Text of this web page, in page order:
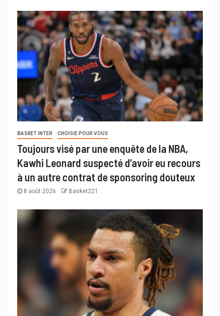
BASKET INTER CHOISIE POUR VOUS
Toujours visé par une enquête de la NBA,
Kawhi Leonard suspecté d’avoir eu recours
à un autre contrat de sponsoring douteux
8 août 2026 Basket221